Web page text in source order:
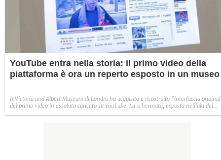
YouTube entra nella storia: il primo video della
piattaforma è ora un reperto esposto in un museo
Il Victoria and Albert Museum di Londra ha acquisito e ricostruito l'interfaccia
del primo video in assoluto caricato su YouTube. La schermata, esposta nell'ala del